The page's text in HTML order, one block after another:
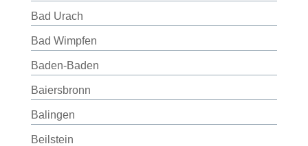
Bad Urach
Bad Wimpfen
Baden-Baden
Baiersbronn
Balingen
Beilstein